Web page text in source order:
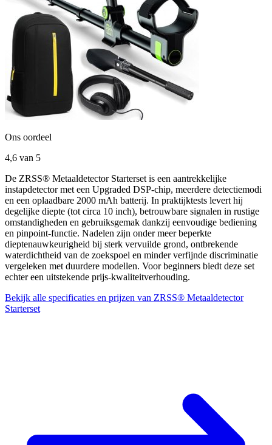
Ons oordeel
4,6 van 5
De ZRSS® Metaaldetector Starterset is een aantrekkelijke
instapdetector met een Upgraded DSP-chip, meerdere detectiemodi
en een oplaadbare 2000 mAh batterij. In praktijktests levert hij
degelijke diepte (tot circa 10 inch), betrouwbare signalen in rustige
omstandigheden en gebruiksgemak dankzij eenvoudige bediening
en pinpoint-functie. Nadelen zijn onder meer beperkte
dieptenauwkeurigheid bij sterk vervuilde grond, ontbrekende
waterdichtheid van de zoekspoel en minder verfijnde discriminatie
vergeleken met duurdere modellen. Voor beginners biedt deze set
echter een uitstekende prijs-kwaliteitverhouding.
Bekijk alle specificaties en prijzen van ZRSS® Metaaldetector
Starterset